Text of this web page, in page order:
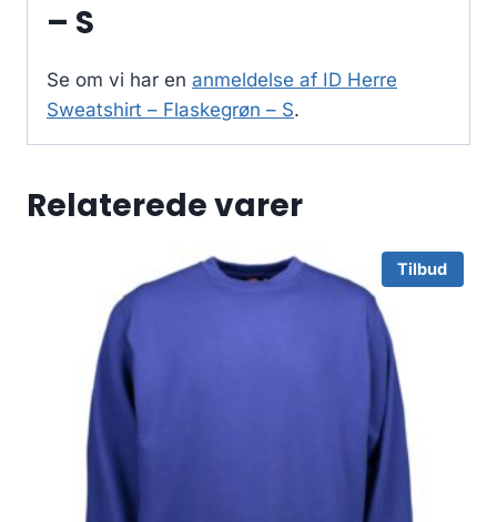
– S
Se om vi har en anmeldelse af ID Herre
Sweatshirt – Flaskegrøn – S.
Relaterede varer
Tilbud